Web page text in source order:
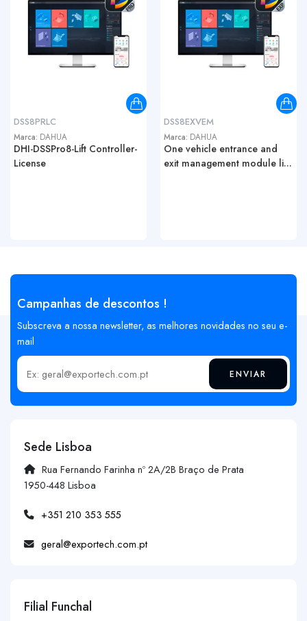
DSS8PRLC
Marca: DAHUA
DHI-DSSPro8-Lift Controller-
License
DSS8EXVEM
Marca: DAHUA
One vehicle entrance and
exit management module li...
Campanhas de descontos !
Subscreva a nossa newsletter, as melhores novidades no seu e-
mail
Insira o seu email ENVIAR
Sede Lisboa
Rua Fernando Farinha nº 2A/2B Braço de Prata
1950-448 Lisboa
+351 210 353 555
geral@exportech.com.pt
Filial Funchal